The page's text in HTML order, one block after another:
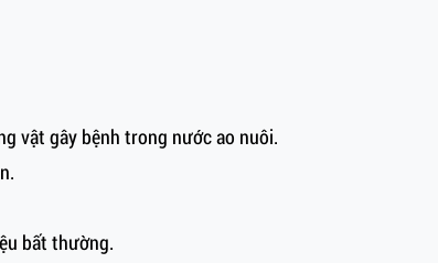
vật gây bệnh trong nước ao nuôi.
bất thường.